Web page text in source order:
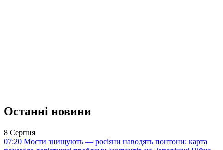
Останні новини
8 Серпня
07:20 Мости знищують — росіяни наводять понтони: карта